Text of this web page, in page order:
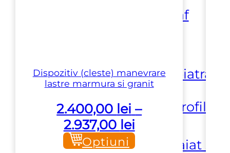
⏵ Aspirare praf
manipulare piatra
⏵ Masini de profilat
⏵ Masini de taiat si
Dispozitiv (cleste) manevrare
lastre marmura si granit
2.400,00 lei –
2.937,00 leiInterval
de
Optiuni